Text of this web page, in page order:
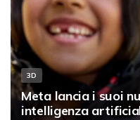
3D
Meta lancia i suoi
intelligenza